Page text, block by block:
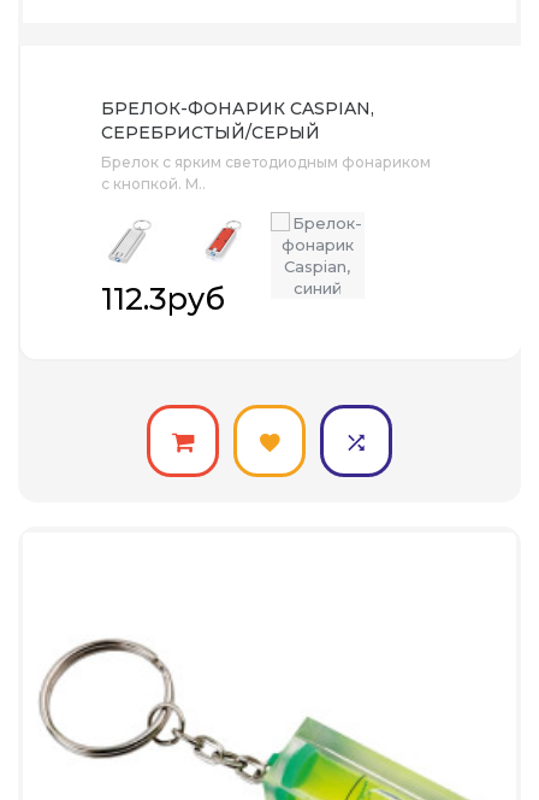
БРЕЛОК-ФОНАРИК CASPIAN,
СЕРЕБРИСТЫЙ/СЕРЫЙ
Брелок с ярким светодиодным фонариком
с кнопкой. М..
112.3руб